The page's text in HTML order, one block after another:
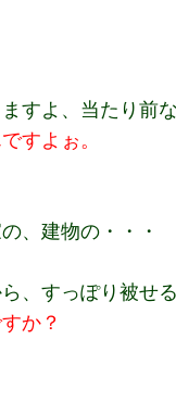
すよ、当たり前
すよぉ。
、建物の・・・
、すっぽり被せ
か？